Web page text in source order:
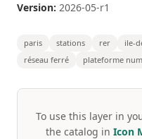
Version: 2026-05-r1
paris stations rer ile-
réseau ferré
plateforme
To use this layer in
the catalog in Icon